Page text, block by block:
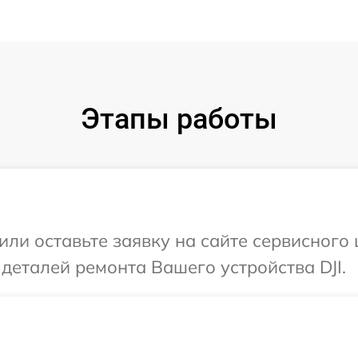
Этапы работы
оставьте заявку на сайте
ремонта Вашего устройства DJI.